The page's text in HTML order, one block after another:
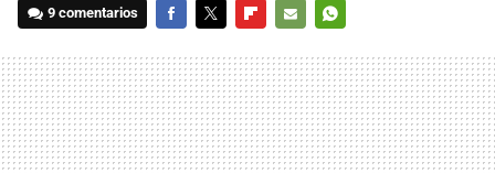
9 comentarios
MAIL